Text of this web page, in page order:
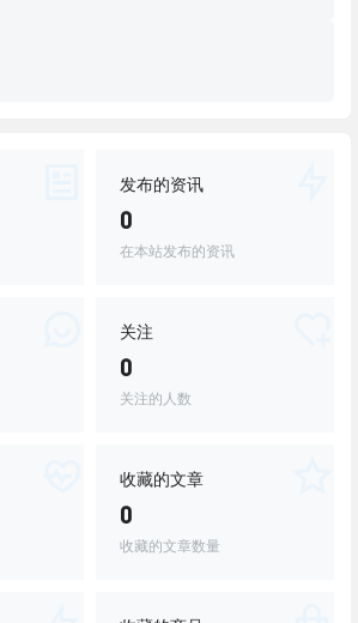
发布的资讯
0
在本站发布的资讯
关注
0
关注的人数
收藏的文章
0
收藏的文章数量